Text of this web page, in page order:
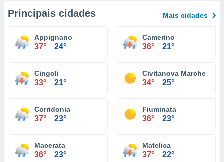
Principais cidades Mais cidades
Appignano
37° 24°
Camerino
36° 21°
Cingoli
33° 21°
Civitanova Marche
34° 25°
Corridonia
37° 23°
Fiuminata
36° 23°
Macerata
36° 23°
Matelica
37° 22°